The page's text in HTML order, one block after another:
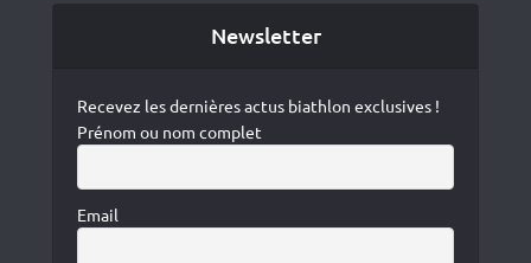
Newsletter
Recevez les dernières actus biathlon exclusives !
Prénom ou nom complet
Email